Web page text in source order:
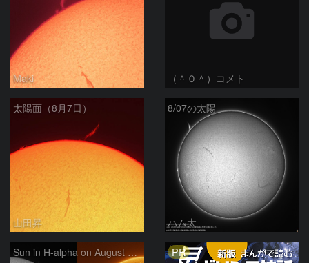
Maki （＾０＾）コメト
太陽面（8月7日）
山田昇
8/07の太陽
ハム太
Sun in H-alpha on August 7, 2026 PR